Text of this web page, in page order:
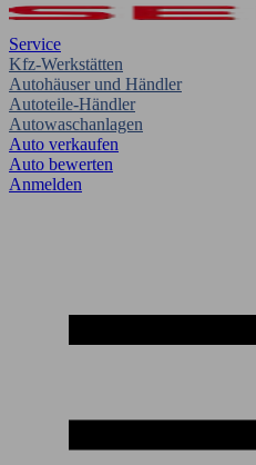
Service
Kfz-Werkstätten
Autohäuser und Händler
Autoteile-Händler
Autowaschanlagen
Auto verkaufen
Auto bewerten
Anmelden